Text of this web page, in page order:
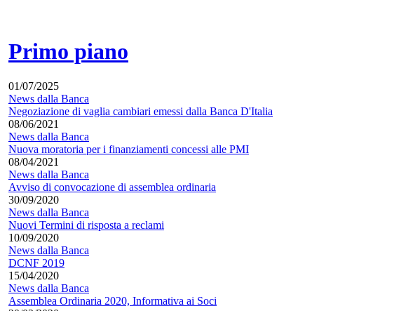
Primo piano
01/07/2025
News dalla Banca
Negoziazione di vaglia cambiari emessi dalla Banca D'Italia
08/06/2021
News dalla Banca
Nuova moratoria per i finanziamenti concessi alle PMI
08/04/2021
News dalla Banca
Avviso di convocazione di assemblea ordinaria
30/09/2020
News dalla Banca
Nuovi Termini di risposta a reclami
10/09/2020
News dalla Banca
DCNF 2019
15/04/2020
News dalla Banca
Assemblea Ordinaria 2020, Informativa ai Soci